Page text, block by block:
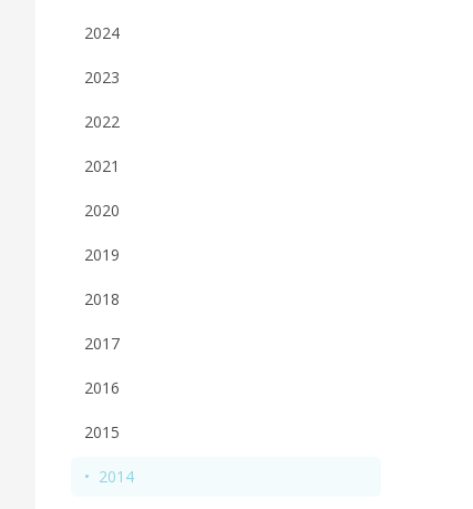
2024
2023
2022
2021
2020
2019
2018
2017
2016
2015
• 2014